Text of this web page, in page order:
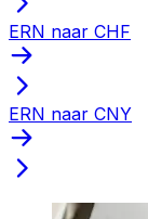
ERN naar CHF
ERN naar CNY